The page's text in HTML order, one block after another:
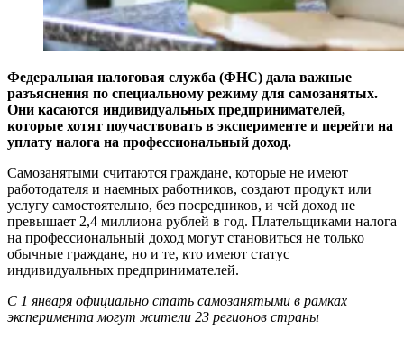
Федеральная налоговая служба (ФНС) дала важные
разъяснения по специальному режиму для самозанятых.
Они касаются индивидуальных предпринимателей,
которые хотят поучаствовать в эксперименте и перейти на
уплату налога на профессиональный доход.
Самозанятыми считаются граждане, которые не имеют
работодателя и наемных работников, создают продукт или
услугу самостоятельно, без посредников, и чей доход не
превышает 2,4 миллиона рублей в год. Плательщиками налога
на профессиональный доход могут становиться не только
обычные граждане, но и те, кто имеют статус
индивидуальных предпринимателей.
С 1 января официально стать самозанятыми в рамках
эксперимента могут жители 23 регионов страны